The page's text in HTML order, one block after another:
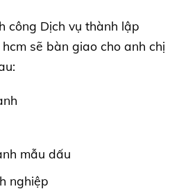
công Dịch vụ thành lập
sẽ bàn giao cho anh chị
mẫu dấu
nghiệp